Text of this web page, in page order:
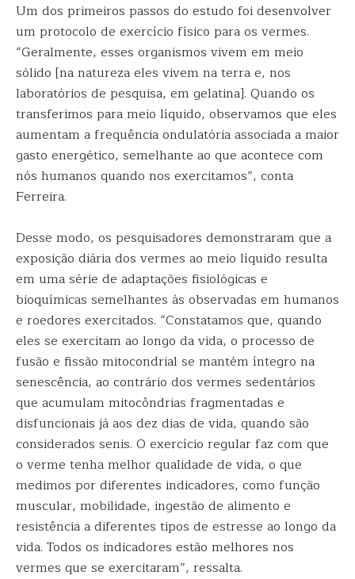
Um dos primeiros passos do estudo foi desenvolver
um protocolo de exercício físico para os vermes.
“Geralmente, esses organismos vivem em meio
sólido [na natureza eles vivem na terra e, nos
laboratórios de pesquisa, em gelatina]. Quando os
transferimos para meio líquido, observamos que eles
aumentam a frequência ondulatória associada a maior
gasto energético, semelhante ao que acontece com
nós humanos quando nos exercitamos”, conta
Ferreira.
Desse modo, os pesquisadores demonstraram que a
exposição diária dos vermes ao meio líquido resulta
em uma série de adaptações fisiológicas e
bioquímicas semelhantes às observadas em humanos
e roedores exercitados. “Constatamos que, quando
eles se exercitam ao longo da vida, o processo de
fusão e fissão mitocondrial se mantém íntegro na
senescência, ao contrário dos vermes sedentários
que acumulam mitocôndrias fragmentadas e
disfuncionais já aos dez dias de vida, quando são
considerados senis. O exercício regular faz com que
o verme tenha melhor qualidade de vida, o que
medimos por diferentes indicadores, como função
muscular, mobilidade, ingestão de alimento e
resistência a diferentes tipos de estresse ao longo da
vida. Todos os indicadores estão melhores nos
vermes que se exercitaram”, ressalta.